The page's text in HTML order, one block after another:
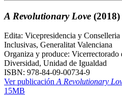
A Revolutionary Love (2018)
Edita: Vicepresidencia y
Inclusivas, Generalitat Valenciana
Organiza y produce:
Diversidad, Unidad de Igualdad
ISBN: 978-84-09-00734-9
Ver publicación A Revolutionary
15MB